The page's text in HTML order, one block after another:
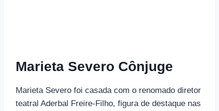
Marieta Severo Cônjuge
Marieta Severo foi casada com o renomado diretor
teatral Aderbal Freire-Filho, figura de destaque nas